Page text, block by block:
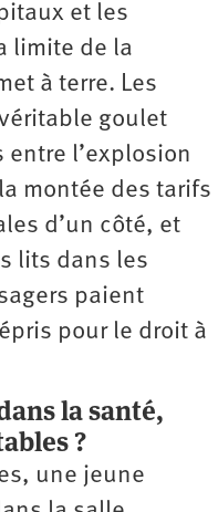
et les
limite de la
à terre. Les
goulet
entre l’explosion
montée des tarifs
d’un côté, et
lits dans les
paient
pour le droit à
la santé,
?
une jeune